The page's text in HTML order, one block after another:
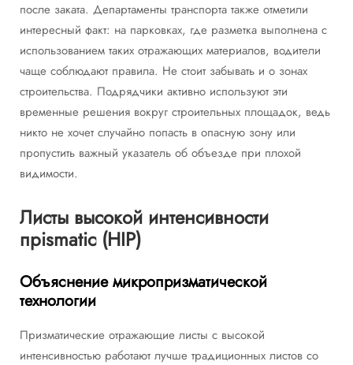
после заката. Департаменты транспорта также отметили
интересный факт: на парковках, где разметка выполнена с
использованием таких отражающих материалов, водители
чаще соблюдают правила. Не стоит забывать и о зонах
строительства. Подрядчики активно используют эти
временные решения вокруг строительных площадок, ведь
никто не хочет случайно попасть в опасную зону или
пропустить важный указатель об объезде при плохой
видимости.
Листы высокой интенсивности
прismatic (HIP)
Объяснение микропризматической
технологии
Призматические отражающие листы с высокой
интенсивностью работают лучше традиционных листов со